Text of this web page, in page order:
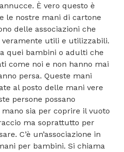
È vero questo è
le nostre mani di cartone
delle associazioni che
utili e utilizzabili.
quei bambini o adulti che
come noi e non hanno mai
persa. Queste mani
al posto delle mani vere
persone possano
sia per coprire il vuoto
ma soprattutto per
C’è un’associazione in
per bambini. Si chiama